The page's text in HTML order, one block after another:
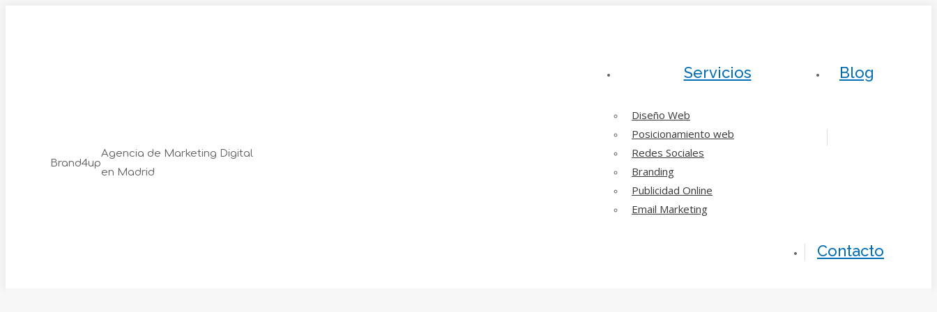
Brand4up
Agencia de Marketing Digital
en Madrid
Servicios
Diseño Web
Posicionamiento web
Redes Sociales
Branding
Publicidad Online
Email Marketing
Blog
Contacto